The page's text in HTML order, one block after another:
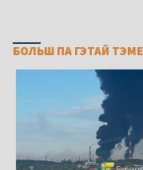
БОЛЬШ ПА ГЭТАЙ ТЭМЕ